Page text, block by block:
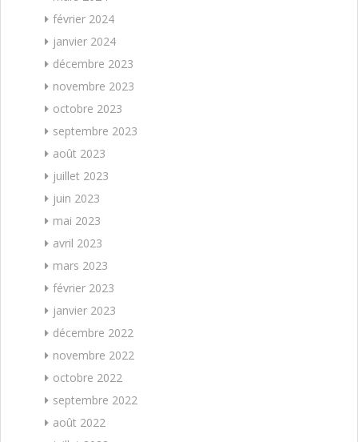
février 2024
janvier 2024
décembre 2023
novembre 2023
octobre 2023
septembre 2023
août 2023
juillet 2023
juin 2023
mai 2023
avril 2023
mars 2023
février 2023
janvier 2023
décembre 2022
novembre 2022
octobre 2022
septembre 2022
août 2022